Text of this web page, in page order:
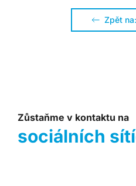
Zpět
Zůstaňme v kontaktu na
sociálních